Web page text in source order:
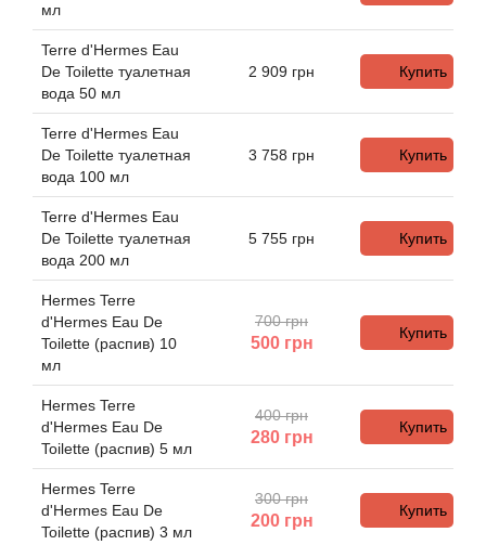
мл
Terre d'Hermes Eau
De Toilette туалетная
вода 50 мл
2 909 грн Купить
Terre d'Hermes Eau
De Toilette туалетная
вода 100 мл
3 758 грн Купить
Terre d'Hermes Eau
De Toilette туалетная
вода 200 мл
5 755 грн Купить
Hermes Terre
d'Hermes Eau De
Toilette (распив) 10
мл
700 грн
500 грн
Купить
Hermes Terre
d'Hermes Eau De
Toilette (распив) 5 мл
400 грн
280 грн
Купить
Hermes Terre
d'Hermes Eau De
Toilette (распив) 3 мл
300 грн
200 грн
Купить
Alexander McQueen
Alexandre Barthet
Alexandre J
Alfred Dunhill
Alyson Oldoini
Alyssa Ashley
American Crew
Amouage
Amouroud
Andre L'Arom